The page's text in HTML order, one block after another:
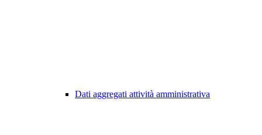
Dati aggregati attività amministrativa